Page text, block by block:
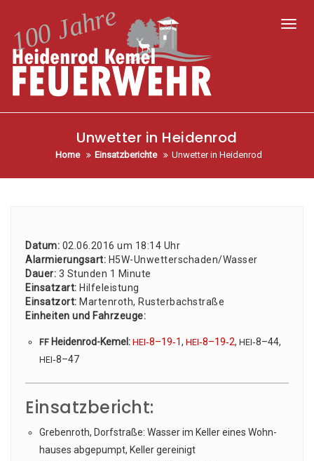
Unwetter in Heidenrod
Home Einsatzberichte Unwetter in Heidenrod
Datum: 02.06.2016 um 18:14 Uhr
Alar­mie­rungs­art: H5W-Unwet­ter­scha­den/­Was­ser
Dau­er: 3 Stun­den 1 Minu­te
Ein­satz­art: Hil­fe­leis­tung
Ein­satz­ort: Mar­ten­roth, Rus­ter­bach­stra­ße
Ein­hei­ten und Fahr­zeu­ge:
FF Hei­den­rod-Kemel: HEI‑8–19‑1, HEI‑8–19‑2, HEI‑8–44,
HEI‑8–47
Einsatzbericht:
Gre­ben­roth, Dorf­stra­ße: Was­ser im Kel­ler eines Wohn­
hau­ses abge­pumpt, Kel­ler gereinigt